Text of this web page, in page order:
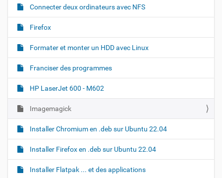
o
n
Connecter deux ordinateurs avec NFS
Firefox
Formater et monter un HDD avec Linux
Franciser des programmes
HP LaserJet 600 - M602
Imagemagick
Installer Chromium en .deb sur Ubuntu 22.04
Installer Firefox en .deb sur Ubuntu 22.04
Installer Flatpak ... et des applications